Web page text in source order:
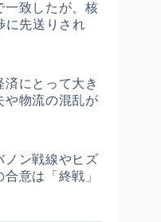
一致したが、核
に先送りされ
済にとって大き
や物流の混乱が
ノン戦線やヒズ
意は「終戦」